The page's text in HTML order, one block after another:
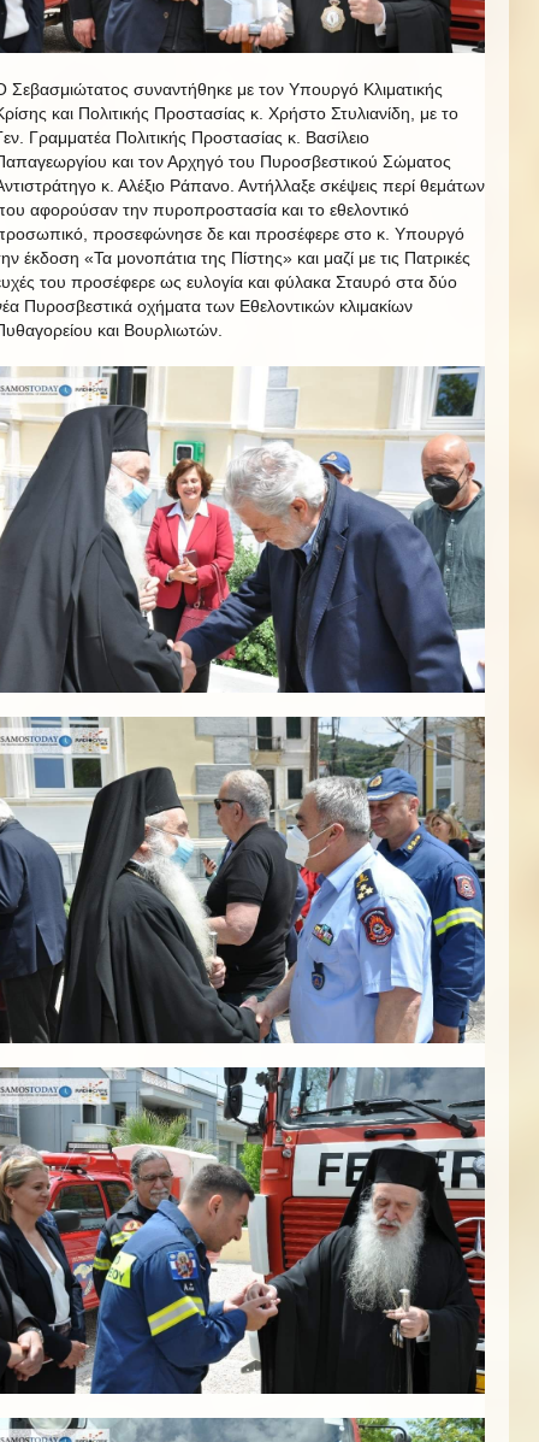
Σεβασμιώτατος συναντήθηκε με τον Υπουργό Κλιματικής
και Πολιτικής Προστασίας κ. Χρήστο Στυλιανίδη, με το
Γραμματέα Πολιτικής Προστασίας κ. Βασίλειο
και τον Αρχηγό του Πυροσβεστικού Σώματος
κ. Αλέξιο Ράπανο. Αντήλλαξε σκέψεις περί θεμάτων
αφορούσαν την πυροπροστασία και το εθελοντικό
προσεφώνησε δε και προσέφερε στο κ. Υπουργό
έκδοση «Τα μονοπάτια της Πίστης» και μαζί με τις Πατρικές
του προσέφερε ως ευλογία και φύλακα Σταυρό στα δύο
Πυροσβεστικά οχήματα των Εθελοντικών κλιμακίων
και Βουρλιωτών.